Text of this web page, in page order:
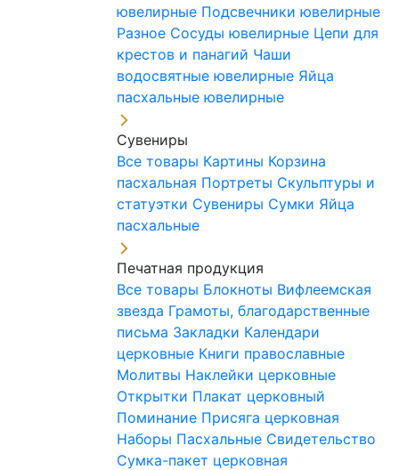
ювелирные Подсвечники ювелирные
Разное Сосуды ювелирные Цепи для
крестов и панагий Чаши
водосвятные ювелирные Яйца
пасхальные ювелирные
Сувениры
Все товары Картины Корзина
пасхальная Портреты Скульптуры и
статуэтки Сувениры Сумки Яйца
пасхальные
Печатная продукция
Все товары Блокноты Вифлеемская
звезда Грамоты, благодарственные
письма Закладки Календари
церковные Книги православные
Молитвы Наклейки церковные
Открытки Плакат церковный
Поминание Присяга церковная
Наборы Пасхальные Свидетельство
Сумка-пакет церковная